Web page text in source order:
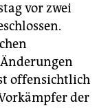
vor zwei
offensichtlich
der